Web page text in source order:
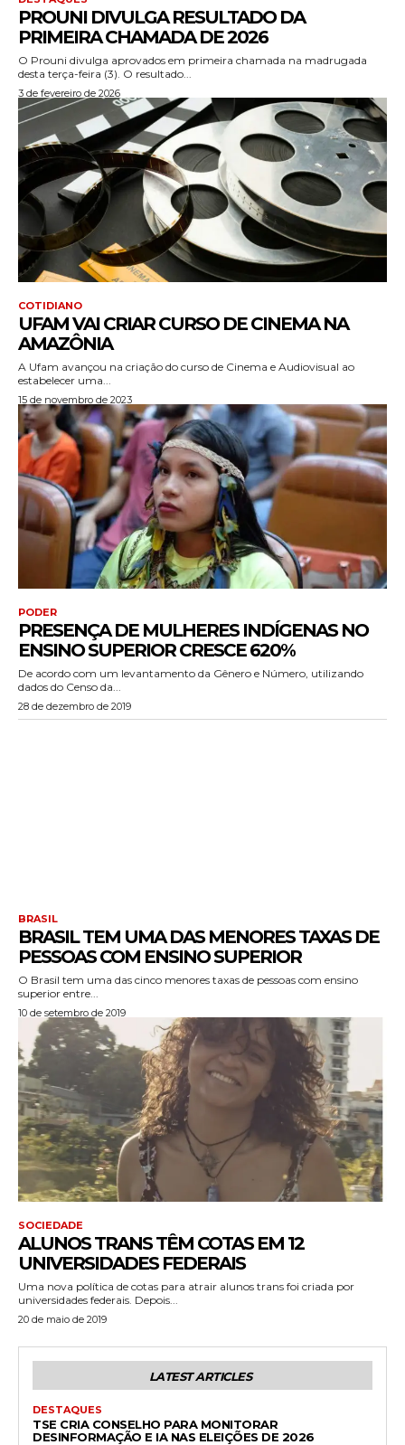
PROUNI DIVULGA RESULTADO DA
PRIMEIRA CHAMADA DE 2026
O Prouni divulga aprovados em primeira chamada na madrugada
desta terça-feira (3). O resultado...
3 de fevereiro de 2026
COTIDIANO
UFAM VAI CRIAR CURSO DE CINEMA NA
AMAZÔNIA
A Ufam avançou na criação do curso de Cinema e Audiovisual ao
estabelecer uma...
15 de novembro de 2023
PODER
PRESENÇA DE MULHERES INDÍGENAS NO
ENSINO SUPERIOR CRESCE 620%
De acordo com um levantamento da Gênero e Número, utilizando
dados do Censo da...
28 de dezembro de 2019
BRASIL
BRASIL TEM UMA DAS MENORES TAXAS DE
PESSOAS COM ENSINO SUPERIOR
O Brasil tem uma das cinco menores taxas de pessoas com ensino
superior entre...
10 de setembro de 2019
SOCIEDADE
ALUNOS TRANS TÊM COTAS EM 12
UNIVERSIDADES FEDERAIS
Uma nova política de cotas para atrair alunos trans foi criada por
universidades federais. Depois...
20 de maio de 2019
LATEST ARTICLES
DESTAQUES
TSE CRIA CONSELHO PARA MONITORAR
DESINFORMAÇÃO E IA NAS ELEIÇÕES DE 2026